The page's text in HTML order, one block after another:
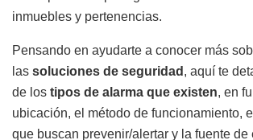
inmuebles y pertenencias.
Pensando en ayudarte a conocer más
las soluciones de seguridad , aquí te
de los tipos de alarma que existen, en
ubicación, el método de funcionamiento,
que buscan prevenir/alertar y la fuente de